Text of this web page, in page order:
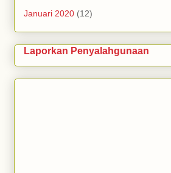
Januari 2020 (12)
Laporkan Penyalahgunaan